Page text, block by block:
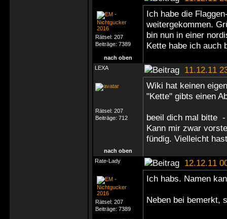
Rätsel: 207
Beiträge: 7389
Ich habe die
weitergekommen.
bin nun in einer
Kette habe ich auch
nach oben
LEXA
11.12.11
Rätsel: 207
Beiträge: 712
Wiki hat keinen
"Kette" gibts einen
beeil dich mal bitte
Kann mir zwar
fündig. Vielleicht
nach oben
Rate-Lady
12.12.11
Rätsel: 207
Beiträge: 7389
Ich habs. Namen
Neben bei